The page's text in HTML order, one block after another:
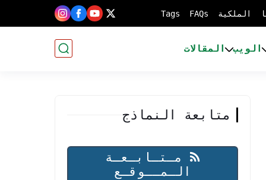
الملكية FAQs
Tags
الويب المقالات
متابعة النماذج
مـتـابـعـة
الـمــوقـع